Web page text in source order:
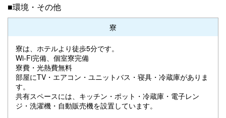
■環境・その他
寮
寮は、ホテルより徒歩5分です。
Wi-Fi完備、個室寮完備
寮費・光熱費無料
部屋にTV・エアコン・ユニットバス・寝具・冷蔵庫がありま
す。
共有スペースには、キッチン・ポット・冷蔵庫・電子レン
ジ・洗濯機・自動販売機を設置しています。